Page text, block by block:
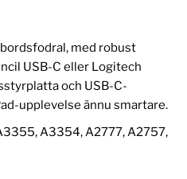
med robust
USB-C eller Logitech
och USB-C-
upplevelse ännu smartare.
A3354, A2777, A2757,